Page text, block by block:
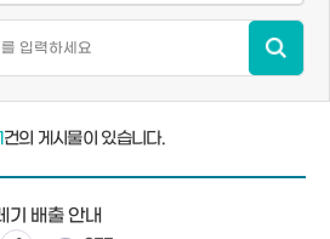
건의 게시물이 있습니다.
배출 안내